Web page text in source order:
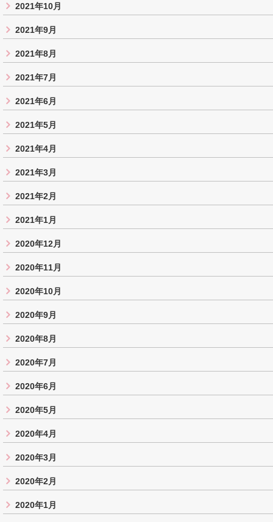
2021年10月
2021年9月
2021年8月
2021年7月
2021年6月
2021年5月
2021年4月
2021年3月
2021年2月
2021年1月
2020年12月
2020年11月
2020年10月
2020年9月
2020年8月
2020年7月
2020年6月
2020年5月
2020年4月
2020年3月
2020年2月
2020年1月